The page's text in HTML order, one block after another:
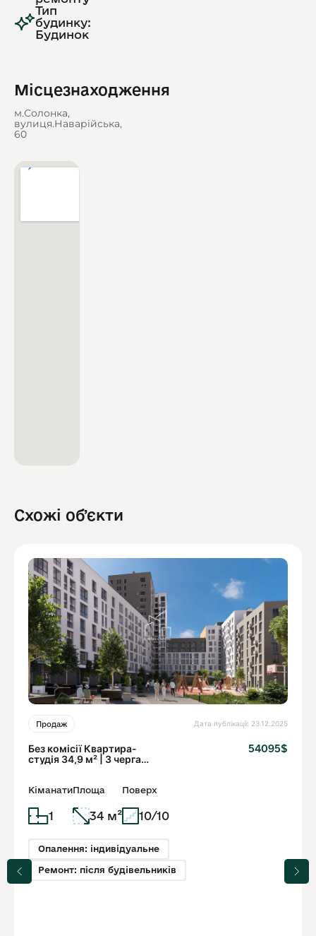
Тип
будинку:
Будинок
Місцезнаходження
м.Солонка,
вулиця.Наварійська,
60
Схожі обʼєкти
Продаж Дата публікації: 23.12.2025
Без комісії Квартира-
студія 34,9 м² | 3 черга
54095$
Кіманати
1
Площа
34 м²
Поверх
10/10
Опалення: індивідуальне
Ремонт: після будівельників